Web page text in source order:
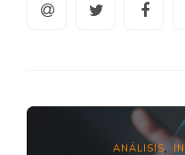
ANÁLISIS